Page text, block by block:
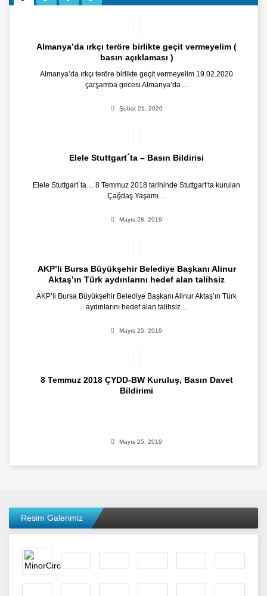
Almanya’da ırkçı teröre birlikte geçit vermeyelim (
basın açıklaması )
Almanya’da ırkçı teröre birlikte geçit vermeyelim 19.02.2020
çarşamba gecesi Almanya’da…
Şubat 21, 2020
Elele Stuttgart´ta – Basın Bildirisi
Elele Stuttgart´ta… 8 Temmuz 2018 tarihinde Stuttgart‘ta kurulan
Çağdaş Yaşamı…
Mayıs 28, 2019
AKP’li Bursa Büyükşehir Belediye Başkanı Alinur
Aktaş’ın Türk aydınlarını hedef alan talihsiz
AKP’li Bursa Büyükşehir Belediye Başkanı Alinur Aktaş’ın Türk
aydınlarını hedef alan talihsiz…
Mayıs 25, 2019
8 Temmuz 2018 ÇYDD-BW Kuruluş, Basın Davet
Bildirimi
Mayıs 25, 2019
Resim Galerimiz